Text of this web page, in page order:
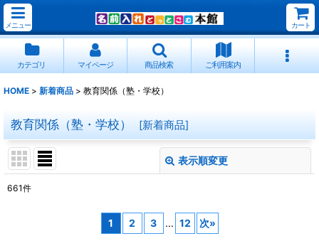
メニュー カート
カテゴリ マイページ 商品検索 ご利用案内
HOME > 新着商品 > 教育関係（塾・学校）
教育関係（塾・学校） [新着商品]
表示順変更
661件
1 2 3 ... 12 次»